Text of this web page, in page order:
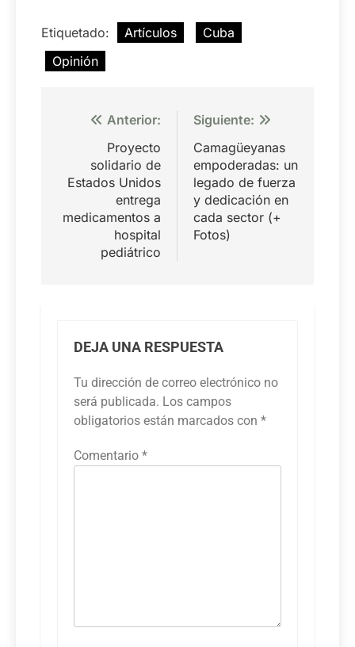
Etiquetado: Artículos
Cuba
Opinión
Navegación
entradas
Anterior:
Proyecto
solidario de
Estados Unidos
entrega
medicamentos a
hospital
pediátrico
Siguiente:
Camagüeyanas
empoderadas: un
legado de fuerza
y dedicación en
cada sector (+
Fotos)
DEJA UNA RESPUESTA
Tu dirección de correo electrónico no
será publicada. Los campos
obligatorios están marcados con *
Comentario *